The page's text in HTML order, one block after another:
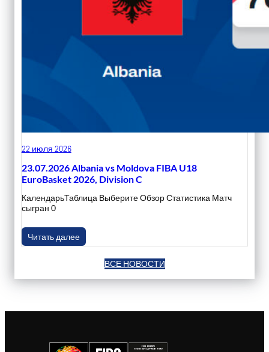
22 июля 2026
23.07.2026 Albania vs Moldova FIBA U18
EuroBasket 2026, Division C
КалендарьТаблица Выберите Обзор Статистика Матч
сыгран 0
Читать далее
ВСЕ НОВОСТИ